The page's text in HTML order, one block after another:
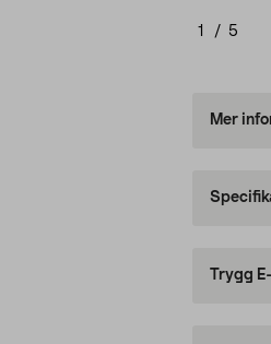
1 / 5
Mer
Trygg